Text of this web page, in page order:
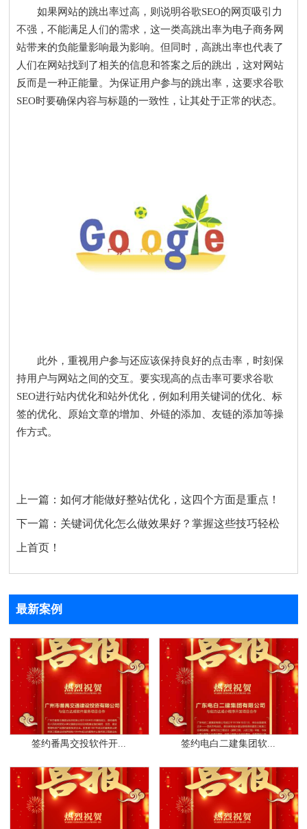
如果网站的跳出率过高，则说明谷歌SEO的网页吸引力
不强，不能满足人们的需求，这一类高跳出率为电子商务网
站带来的负能量影响最为影响。但同时，高跳出率也代表了
人们在网站找到了相关的信息和答案之后的跳出，这对网站
反而是一种正能量。为保证用户参与的跳出率，这要求谷歌
SEO时要确保内容与标题的一致性，让其处于正常的状态。
此外，重视用户参与还应该保持良好的点击率，时刻保
持用户与网站之间的交互。要实现高的点击率可要求谷歌
SEO进行站内优化和站外优化，例如利用关键词的优化、标
签的优化、原始文章的增加、外链的添加、友链的添加等操
作方式。
上一篇：如何才能做好整站优化，这四个方面是重点！
下一篇： 关键词优化怎么做效果好？掌握这些技巧轻松
上首页！
最新案例
签约番禺交投软件开... 签约电白二建集团软...